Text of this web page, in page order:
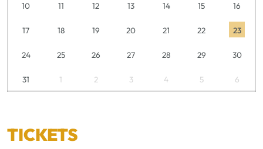
10 11 12 13 14 15 16
17 18 19 20 21 22 23
24 25 26 27 28 29 30
31 1 2 3 4 5 6
TICKETS